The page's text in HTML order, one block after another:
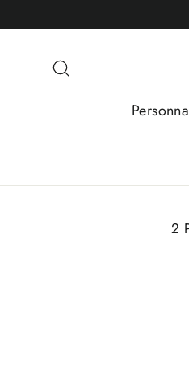
au
2